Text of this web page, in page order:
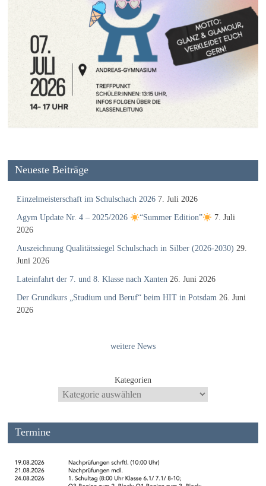
Neueste Beiträge
Einzelmeisterschaft im Schulschach 2026 7. Juli 2026
Agym Update Nr. 4 – 2025/2026 “Summer Edition”
7. Juli
2026
Auszeichnung Qualitätssiegel Schulschach in Silber (2026-2030) 29.
Juni 2026
Lateinfahrt der 7. und 8. Klasse nach Xanten 26. Juni 2026
Der Grundkurs „Studium und Beruf“ beim HIT in Potsdam 26. Juni
2026
weitere News
Kategorien
Termine